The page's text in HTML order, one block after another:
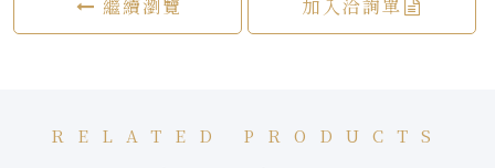
繼續瀏覽 加入洽詢單
RELATED PRODUCTS